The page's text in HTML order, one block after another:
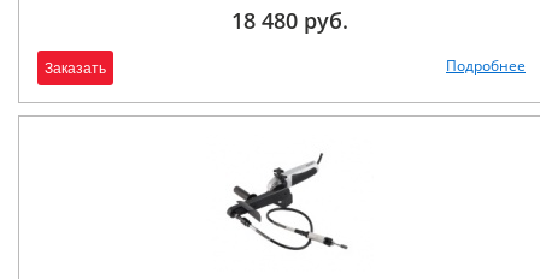
18 480 руб.
Заказать Подробнее